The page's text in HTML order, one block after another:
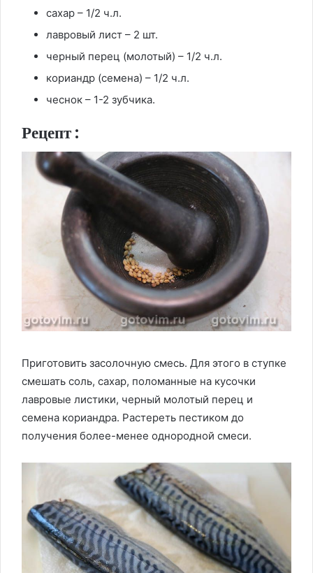
сахар – 1/2 ч.л.
лавровый лист – 2 шт.
черный перец (молотый) – 1/2 ч.л.
кориандр (семена) – 1/2 ч.л.
чеснок – 1-2 зубчика.
Рецепт :
Приготовить засолочную смесь. Для этого в ступке
смешать соль, сахар, поломанные на кусочки
лавровые листики, черный молотый перец и
семена кориандра. Растереть пестиком до
получения более-менее однородной смеси.